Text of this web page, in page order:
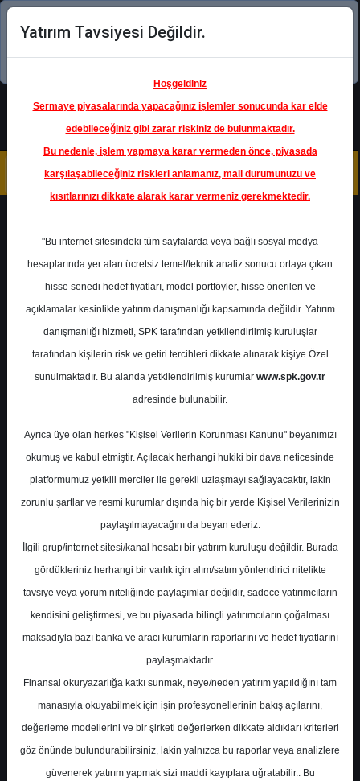
Şimdi uygulamayı indirin!
TATGD- TAT GIDA SANAYİ A.Ş.
Hedef Fiyat 14.30 ₺
Getiri
%-19.35
2 1
En Yüksek Tahmin
Ortalama Fiyat Tahmini
Ortalama Getiri Potansiyeli %-100.00
Perşembe, 27 Şubat 2025
Yatırım Tavsiyesi Değildir.
Hoşgeldiniz
Sermaye piyasalarında yapacağınız işlemler sonucunda kar elde
edebileceğiniz gibi zarar riskiniz de bulunmaktadır.
Bu nedenle, işlem yapmaya karar vermeden önce, piyasada
karşılaşabileceğiniz riskleri anlamanız, mali durumunuzu ve
kısıtlarınızı dikkate alarak karar vermeniz gerekmektedir.
"Bu internet sitesindeki tüm sayfalarda veya bağlı sosyal medya
hesaplarında yer alan ücretsiz temel/teknik analiz sonucu ortaya çıkan
hisse senedi hedef fiyatları, model portföyler, hisse önerileri ve
açıklamalar kesinlikle yatırım danışmanlığı kapsamında değildir. Yatırım
danışmanlığı hizmeti, SPK tarafından yetkilendirilmiş kuruluşlar
tarafından kişilerin risk ve getiri tercihleri dikkate alınarak kişiye Özel
sunulmaktadır. Bu alanda yetkilendirilmiş kurumlar www.spk.gov.tr
adresinde bulunabilir.
Ayrıca üye olan herkes "Kişisel Verilerin Korunması Kanunu" beyanımızı
okumuş ve kabul etmiştir. Açılacak herhangi hukiki bir dava neticesinde
platformumuz yetkili merciler ile gerekli uzlaşmayı sağlayacaktır, lakin
zorunlu şartlar ve resmi kurumlar dışında hiç bir yerde Kişisel Verilerinizin
paylaşılmayacağını da beyan ederiz.
İlgili grup/internet sitesi/kanal hesabı bir yatırım kuruluşu değildir. Burada
gördükleriniz herhangi bir varlık için alım/satım yönlendirici nitelikte
tavsiye veya yorum niteliğinde paylaşımlar değildir, sadece yatırımcıların
kendisini geliştirmesi, ve bu piyasada bilinçli yatırımcıların çoğalması
maksadıyla bazı banka ve aracı kurumların raporlarını ve hedef fiyatlarını
paylaşmaktadır.
Finansal okuryazarlığa katkı sunmak, neye/neden yatırım yapıldığını tam
manasıyla okuyabilmek için işin profesyonellerinin bakış açılarını,
değerleme modellerini ve bir şirketi değerlerken dikkate aldıkları kriterleri
göz önünde bulundurabilirsiniz, lakin yalnızca bu raporlar veya analizlere
güvenerek yatırım yapmak sizi maddi kayıplara uğratabilir.. Bu